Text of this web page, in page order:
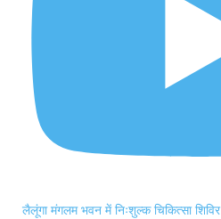
लैलूंगा मंगलम भवन में निःशुल्क चिकित्सा शिविर